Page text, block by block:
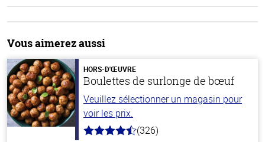
Vous aimerez aussi
HORS-D'ŒUVRE
Boulettes de surlonge de bœuf
Veuillez sélectionner un magasin pour
voir les prix.
4.6
(326)